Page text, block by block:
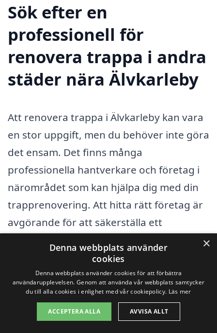
Sök efter en
professionell för
renovera trappa i andra
städer nära Älvkarleby
Att renovera trappa i Älvkarleby kan vara
en stor uppgift, men du behöver inte göra
det ensam. Det finns många
professionella hantverkare och företag i
närområdet som kan hjälpa dig med din
trapprenovering. Att hitta rätt företag är
avgörande för att säkerställa ett
med att anställa en expert:
Erfarenhet och expertis:
Professionella hantverkare har den
kunskap och de verktyg som krävs för
×
Denna webbplats använder
cookies
Denna webbplats använder cookies för att förbättra
användarupplevelsen. Genom att använda vår webbplats samtycker
du till alla cookies i enlighet med vår cookiepolicy. Läs mer
ACCEPTERA ALLA AVVISA ALLT